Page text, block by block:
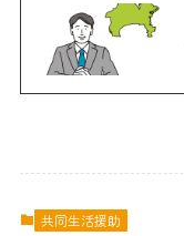
共同生活援助